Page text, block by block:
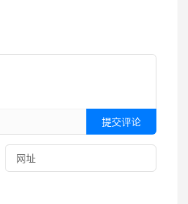
提交评论